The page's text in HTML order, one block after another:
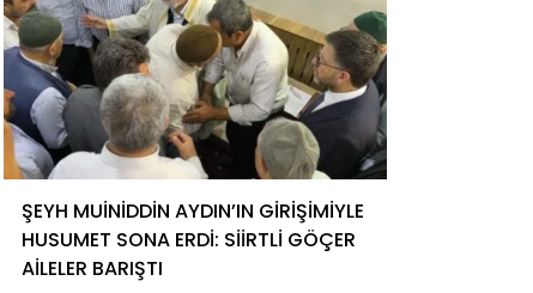
ŞEYH MUİNİDDİN AYDIN’IN GİRİŞİMİYLE
HUSUMET SONA ERDİ: SİİRTLİ GÖÇER
AİLELER BARIŞTI